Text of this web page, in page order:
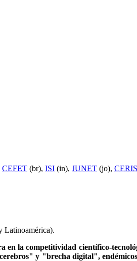
CEFET (br), ISI (in), JUNET (jo),
Latinoamérica).
la competitividad científico-
y "brecha digital",